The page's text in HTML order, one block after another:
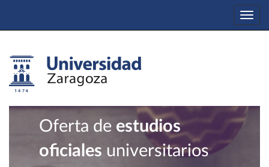
Oferta de estudios
oficiales universitarios